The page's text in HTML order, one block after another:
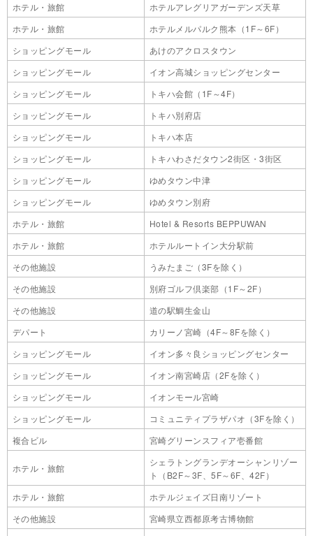
ホテル・旅館
ホテルアレグリアガーデンズ天草
ホテル・旅館
ホテルメルパルク熊本（1F～6F）
ショッピングモール
あけのアクロスタウン
ショッピングモール
イオン高城ショッピングセンター
ショッピングモール
トキハ会館（1F～4F）
ショッピングモール
トキハ別府店
ショッピングモール
トキハ本店
ショッピングモール
トキハわさだタウン2街区・3街区
ショッピングモール
ゆめタウン中津
ショッピングモール
ゆめタウン別府
ホテル・旅館
Hotel & Resorts BEPPUWAN
ホテル・旅館
ホテルルートイン大分駅前
その他施設
うみたまご（3Fを除く）
その他施設
別府ゴルフ倶楽部（1F～2F）
その他施設
道の駅鯛生金山
デパート
カリーノ宮崎（4F～8Fを除く）
ショッピングモール
イオン多々良ショッピングセンター
ショッピングモール
イオン南宮崎店（2Fを除く）
ショッピングモール
イオンモール宮崎
ショッピングモール
コミュニティプラザパオ（3Fを除く）
複合ビル
宮崎グリーンスフィア壱番館
ホテル・旅館
シェラトングランデオーシャンリゾー
ト（B2F～3F、5F～6F、42F）
ホテル・旅館
ホテルジェイズ日南リゾート
その他施設
宮崎県立西都原考古博物館